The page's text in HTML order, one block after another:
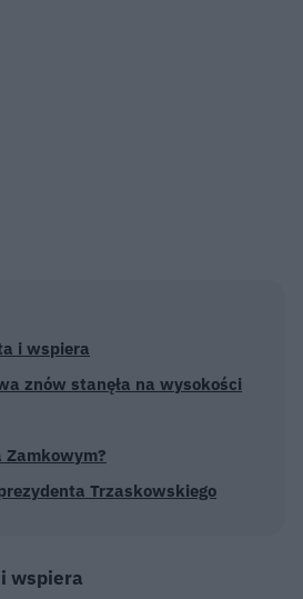
i wspiera
znów stanęła na wysokości
Zamkowym?
Trzaskowskiego
wspiera